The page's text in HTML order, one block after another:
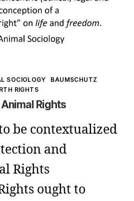
SOCIOLOGY
BAUMSCHUTZ
RIGHTS
Rights
be contextualized
and
Rights
ought to